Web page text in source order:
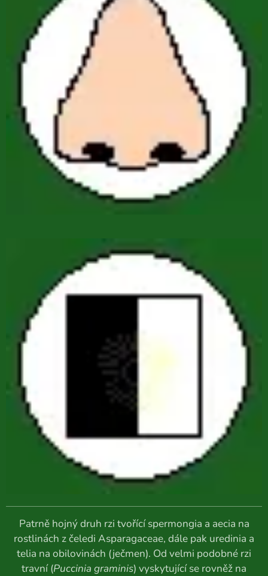
Patrně hojný druh rzi tvořící spermongia a aecia na
rostlinách z čeledi Asparagaceae, dále pak uredinia a
telia na obilovinách (ječmen). Od velmi podobné rzi
travní (Puccinia graminis) vyskytující se rovněž na